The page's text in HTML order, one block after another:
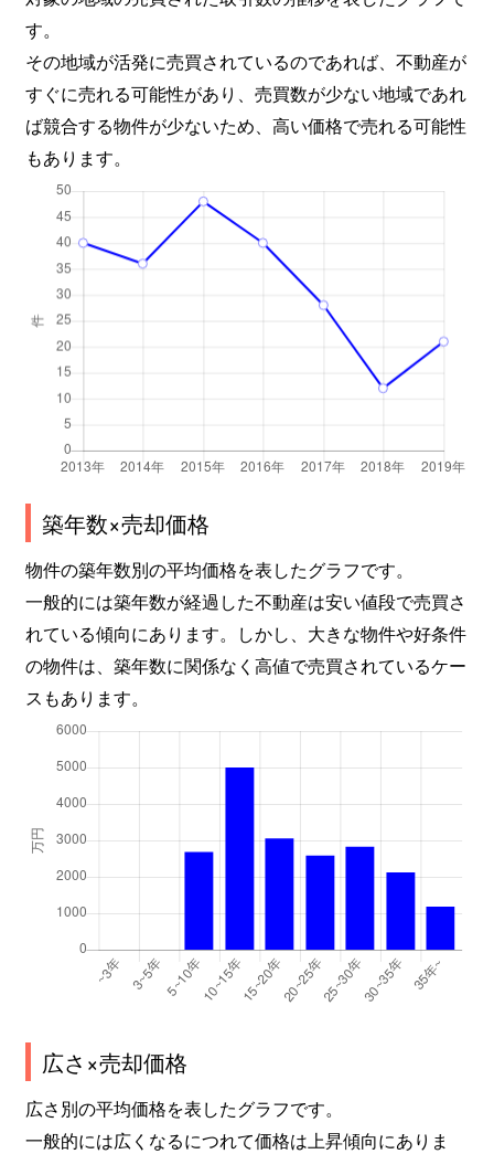
す。
その地域が活発に売買されているのであれば、不動産が
すぐに売れる可能性があり、売買数が少ない地域であれ
ば競合する物件が少ないため、高い価格で売れる可能性
もあります。
築年数×売却価格
物件の築年数別の平均価格を表したグラフです。
一般的には築年数が経過した不動産は安い値段で売買さ
れている傾向にあります。しかし、大きな物件や好条件
の物件は、築年数に関係なく高値で売買されているケー
スもあります。
広さ×売却価格
広さ別の平均価格を表したグラフです。
一般的には広くなるにつれて価格は上昇傾向にありま